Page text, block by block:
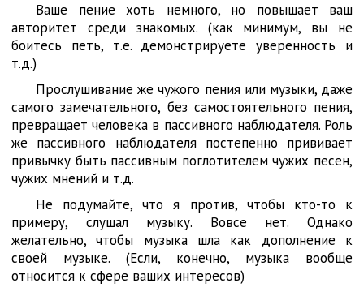
Ваше пение хоть немного, но повышает ваш
авторитет среди знакомых. (как минимум, вы не
боитесь петь, т.е. демонстрируете уверенность и
т.д.)
Прослушивание же чужого пения или музыки, даже
самого замечательного, без самостоятельного пения,
превращает человека в пассивного наблюдателя. Роль
же пассивного наблюдателя постепенно прививает
привычку быть пассивным поглотителем чужих песен,
чужих мнений и т.д.
Не подумайте, что я против, чтобы кто-то к
примеру, слушал музыку. Вовсе нет. Однако
желательно, чтобы музыка шла как дополнение к
своей музыке. (Если, конечно, музыка вообще
относится к сфере ваших интересов)